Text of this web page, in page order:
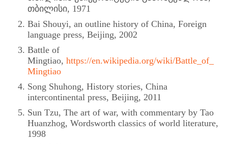
თბილისი, 1971
Bai Shouyi, an outline history of China, Foreign
language press, Beijing, 2002
Battle of
Mingtiao, https://en.wikipedia.org/wiki/Battle_of_
Mingtiao
Song Shuhong, History stories, China
intercontinental press, Beijing, 2011
Sun Tzu, The art of war, with commentary by Tao
Huanzhog, Wordsworth classics of world literature,
1998